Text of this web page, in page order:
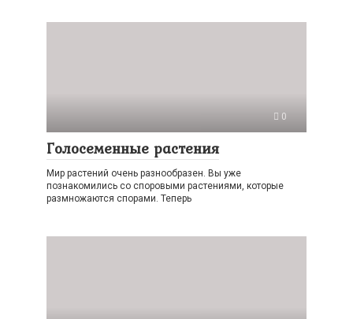
0
Голосеменные растения
Мир растений очень разнообразен. Вы уже
познакомились со споровыми растениями, которые
размножаются спорами. Теперь